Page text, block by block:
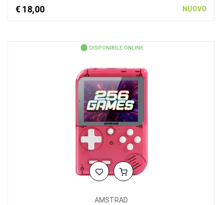
€ 18,00 NUOVO
DISPONIBILE ONLINE
AMSTRAD